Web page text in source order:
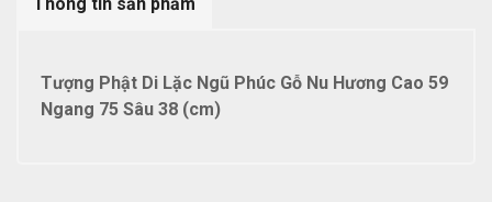
Tượng Phật Di Lặc Ngũ Phúc Gỗ Nu Hương Cao 59
Ngang 75 Sâu 38 (cm)